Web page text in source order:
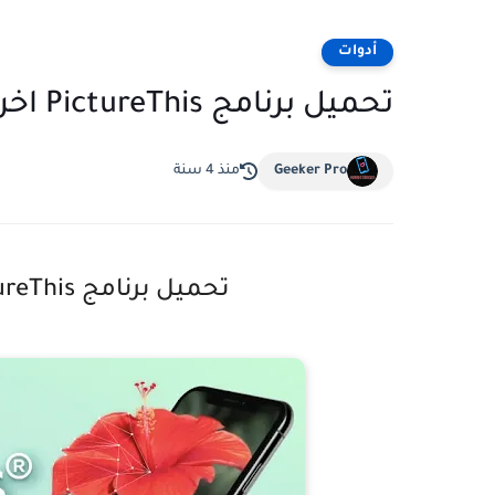
أدوات
تحميل برنامج PictureThis اخر اصدار مهكر للاندرويد
Geeker Pro منذ 4 سنة
تحميل برنامج PictureThis مهكر اخر اصدار للاندرويد